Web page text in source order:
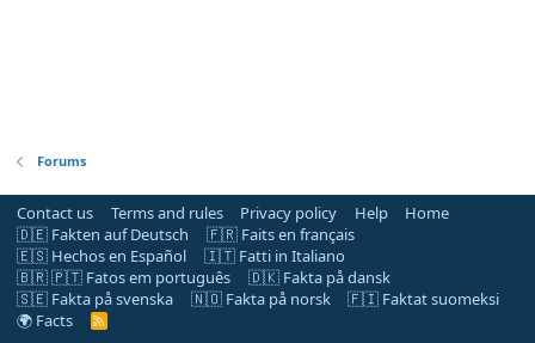
Forums
Contact us Terms and rules Privacy policy Help
Home
🇩🇪 Fakten auf Deutsch
🇫🇷 Faits en français
🇪🇸 Hechos en Español
🇮🇹 Fatti in Italiano
🇧🇷 🇵🇹 Fatos em português
🇩🇰 Fakta på dansk
🇸🇪 Fakta på svenska
🇳🇴 Fakta på norsk
🇫🇮 Faktat suomeksi
🌍 Facts
R